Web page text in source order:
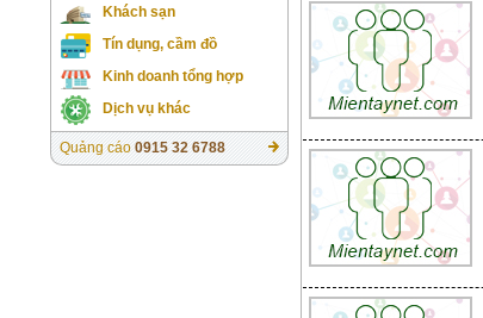
Khách sạn
Tín dụng, cầm đồ
Kinh doanh tổng hợp
Dịch vụ khác
Quảng cáo 0915 32 6788